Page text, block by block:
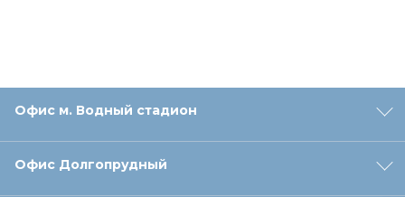
Офис м. Водный стадион
Офис Долгопрудный